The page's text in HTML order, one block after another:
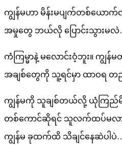
ကျွန်မဟာ မိန်းမပျက်တစ်ယော
အမှုတွေ ဘယ်လို ပြောင်းသွားမလဲ
ကံကြမ္မာနဲ့ မလောင်းဝံ့ဘူး။ က
အချစ်တွေကို သူ့ရင်မှာ ထာဝရ တည်
ကျွန်မကို သူချစ်တယ်လို့ ယုံကြည်
တစ်ကောင်ဆိုရင် သူလက်ထပ်မလာ
ကျွန်မ ခုထက်ထိ သိချင်နေဆဲပါပဲ